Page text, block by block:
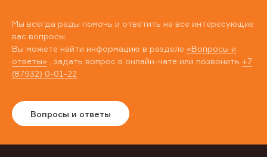
Мы всегда рады помочь и ответить на все интересующие
вас вопросы.
Вы можете найти информацию в разделе «Вопросы и
ответы» , задать вопрос в онлайн-чате или позвонить +7
(87932) 0-01-22
Вопросы и ответы